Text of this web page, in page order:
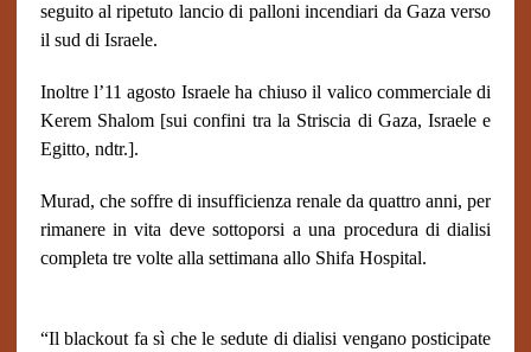
seguito al ripetuto lancio di palloni incendiari da Gaza verso
il sud di Israele.
Inoltre l’11 agosto Israele ha chiuso il valico commerciale di
Kerem Shalom [sui confini tra la Striscia di Gaza, Israele e
Egitto, ndtr.].
Murad, che soffre di insufficienza renale da quattro anni, per
rimanere in vita deve sottoporsi a una procedura di dialisi
completa tre volte alla settimana allo Shifa Hospital.
“Il blackout fa sì che le sedute di dialisi vengano posticipate